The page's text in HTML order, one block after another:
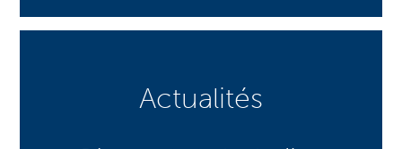
Actualités